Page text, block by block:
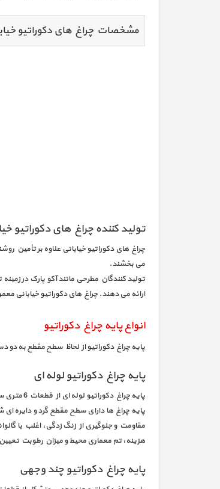
مشخصات چراغ های دکوراتیو
تولید کننده چراغ های دکوراتیو
چراغ‌ های دکوراتیو خیابانی علاوه بر تأمین
می‌ بخشند.
تولید کنندگان مطرحی مانند آکو پارک در
ارائه می‌ دهند. چراغ‌ های دکوراتیو خیابانی
انواع پایه چراغ دکوراتیو
پایه چراغ دکوراتیو از لحاظ سطح مقطع به دو
پایه چراغ دکوراتیو لوله ای
پایه
پایه چراغ ها دارای سطح مقطع گرد و دایره
مقاومت و جلوگیری از زنگ زدگی، اغلب با
هزینه، تم معماری محیط و میزان رطوبت
پایه چراغ دکوراتیو چند وجهی